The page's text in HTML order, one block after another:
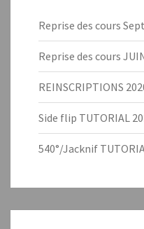
Reprise des cours
Reprise des cours
REINSCRIPTIONS
Side flip TUTORIAL
540°/Jacknif